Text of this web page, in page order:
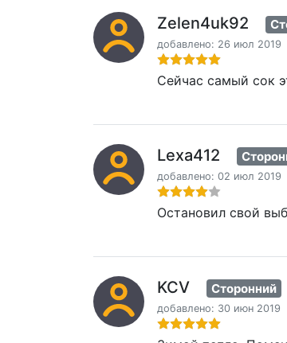
Zelen4uk92
добавлено: 26 июл 2019
Сейчас самый сок
Lexa412
добавлено: 02 июл 2019
Остановил свой
KCV Сторонний
добавлено: 30 июн 2019